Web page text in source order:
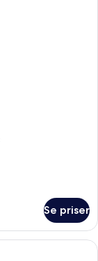
Se priser